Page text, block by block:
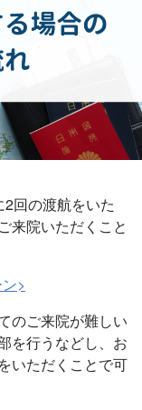
回の渡航をいた
来院いただくこと
>
のご来院が難しい
を行うなどし、お
いただくことで可